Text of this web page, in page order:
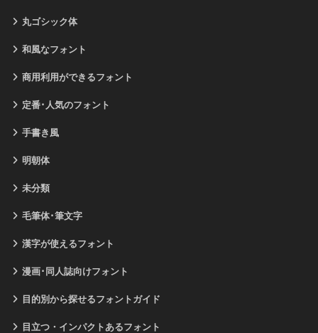
丸ゴシック体
和風なフォント
商用利用ができるフォント
定番･人気のフォント
手書き風
明朝体
未分類
毛筆体･筆文字
漢字が使えるフォント
漫画･同人誌向けフォント
目的別から探せるフォントガイド
目立つ・インパクトあるフォント